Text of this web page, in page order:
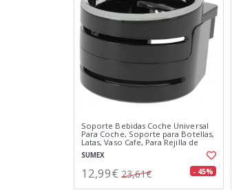
Soporte Bebidas Coche Universal
Para Coche, Soporte para Botellas,
Latas, Vaso Cafe, Para Rejilla de
Ventilación de Coche
SUMEX
12,99€ 23,61€ - 45%